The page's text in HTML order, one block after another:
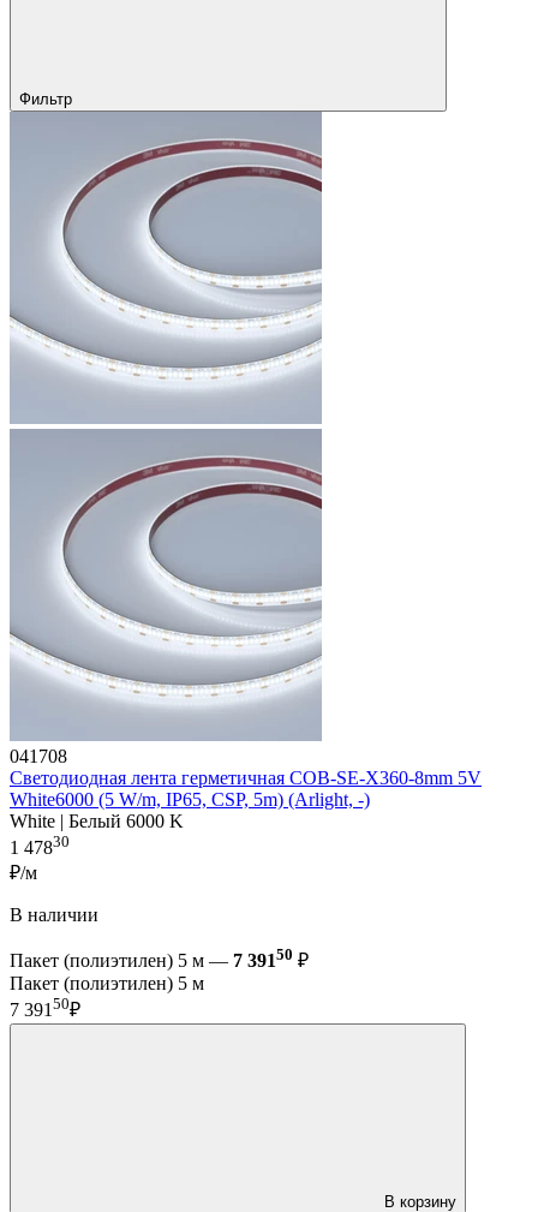
Фильтр
041708
Светодиодная лента герметичная COB-SE-X360-8mm 5V
White6000 (5 W/m, IP65, CSP, 5m) (Arlight, -)
White | Белый 6000 K
1 47830
₽/м
В наличии
Пакет (полиэтилен) 5 м — 7 39150 ₽
Пакет (полиэтилен) 5 м
7 39150₽
В корзину